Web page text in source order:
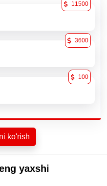
11500
3600
100
ko'rish
yaxshi